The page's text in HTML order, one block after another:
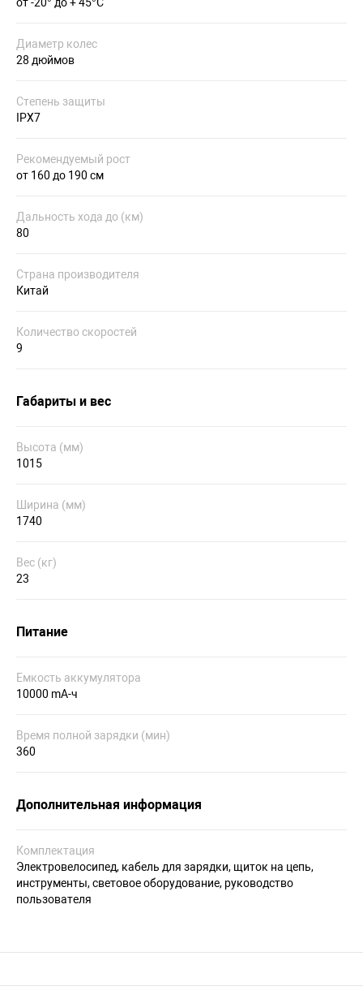
Диаметр колес
28 дюймов
Степень защиты
IPX7
Рекомендуемый рост
от 160 до 190 см
Дальность хода до (км)
80
Страна производителя
Китай
Количество скоростей
9
Габариты и вес
Высота (мм)
1015
Ширина (мм)
1740
Вес (кг)
23
Питание
Емкость аккумулятора
10000 mA-ч
Время полной зарядки (мин)
360
Дополнительная информация
Комплектация
Электровелосипед, кабель для зарядки, щиток на цепь,
инструменты, световое оборудование, руководство
пользователя